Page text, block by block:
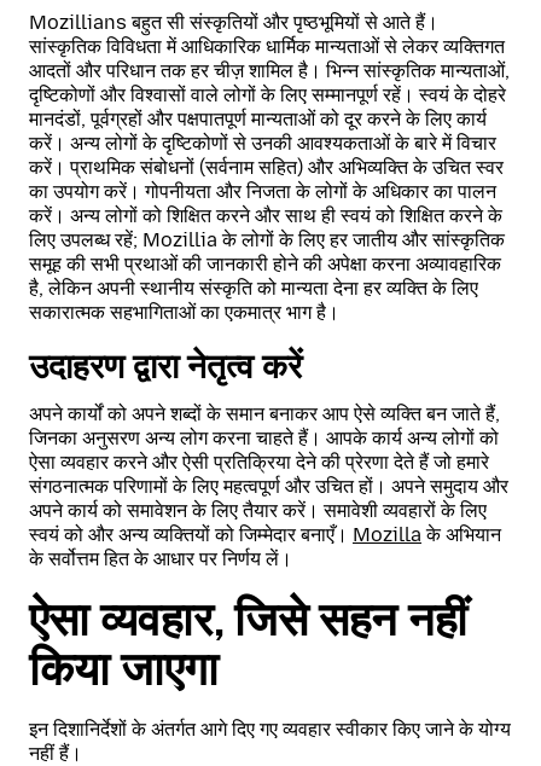
Mozillians बहुत सी संस्कृतियों और पृष्ठभूमियों से आते हैं।
सांस्कृतिक विविधता में आधिकारिक धार्मिक मान्यताओं से लेकर व्यक्तिगत
आदतों और परिधान तक हर चीज़ शामिल है। भिन्न सांस्कृतिक मान्यताओं,
दृष्टिकोणों और विश्वासों वाले लोगों के लिए सम्मानपूर्ण रहें। स्वयं के दोहरे
मानदंडों, पूर्वग्रहों और पक्षपातपूर्ण मान्यताओं को दूर करने के लिए कार्य
करें। अन्य लोगों के दृष्टिकोणों से उनकी आवश्यकताओं के बारे में विचार
करें। प्राथमिक संबोधनों (सर्वनाम सहित) और अभिव्यक्ति के उचित स्वर
का उपयोग करें। गोपनीयता और निजता के लोगों के अधिकार का पालन
करें। अन्य लोगों को शिक्षित करने और साथ ही स्वयं को शिक्षित करने के
लिए उपलब्ध रहें; Mozillia के लोगों के लिए हर जातीय और सांस्कृतिक
समूह की सभी प्रथाओं की जानकारी होने की अपेक्षा करना अव्यावहारिक
है, लेकिन अपनी स्थानीय संस्कृति को मान्यता देना हर व्यक्ति के लिए
सकारात्मक सहभागिताओं का एकमात्र भाग है।
उदाहरण द्वारा नेतृत्व करें
अपने कार्यों को अपने शब्दों के समान बनाकर आप ऐसे व्यक्ति बन जाते हैं,
जिनका अनुसरण अन्य लोग करना चाहते हैं। आपके कार्य अन्य लोगों को
ऐसा व्यवहार करने और ऐसी प्रतिक्रिया देने की प्रेरणा देते हैं जो हमारे
संगठनात्मक परिणामों के लिए महत्वपूर्ण और उचित हों। अपने समुदाय और
अपने कार्य को समावेशन के लिए तैयार करें। समावेशी व्यवहारों के लिए
स्वयं को और अन्य व्यक्तियों को जिम्मेदार बनाएँ। Mozilla के अभियान
के सर्वोत्तम हित के आधार पर निर्णय लें।
ऐसा व्यवहार, जिसे सहन नहीं
किया जाएगा
इन दिशानिर्देशों के अंतर्गत आगे दिए गए व्यवहार स्वीकार किए जाने के योग्य
नहीं हैं।